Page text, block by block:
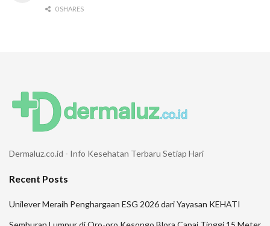
0 SHARES
Dermaluz.co.id - Info Kesehatan Terbaru Setiap Hari
Recent Posts
Unilever Meraih Penghargaan ESG 2026 dari Yayasan KEHATI